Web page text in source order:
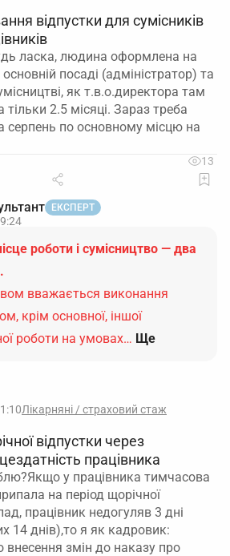
відпустки для сумісників
ласка, людина оформлена на
посаді (адміністратор) та
як т.в.о.директора там
2.5 місяці. Зараз треба
серпень по основному місцю на
13
ЕКСПЕРТ
роботи і сумісництво — два
вважається виконання
крім основної, іншої
роботи на умовах… Ще
Лікарняні / страховий стаж
відпустки через
працівника
у працівника тимчасова
на період щорічної
працівник недогуляв 3 дні
14 днів),то я як кадровик:
змін до наказу про